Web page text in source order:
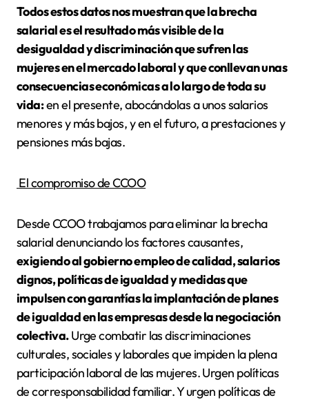
Todos estos datos nos muestran que la brecha
salarial es el resultado más visible de la
desigualdad y discriminación que sufren las
mujeres en el mercado laboral y que conllevan unas
consecuencias económicas a lo largo de toda su
vida:en el presente, abocándolas a unos salarios
menores y más bajos, y en el futuro, a prestaciones y
pensiones más bajas.
El compromiso de CCOO
Desde CCOO trabajamos para eliminar la brecha
salarial denunciando los factores causantes,
exigiendo al gobierno empleo de calidad, salarios
dignos, políticas de igualdad y medidas que
impulsen con garantías la implantación de planes
de igualdad en las empresas desde la negociación
colectiva.Urge combatir las discriminaciones
culturales, sociales y laborales que impiden la plena
participación laboral de las mujeres. Urgen políticas
de corresponsabilidad familiar. Y urgen políticas de